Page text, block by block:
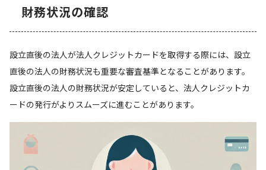
財務状況の確認
設立直後の法人が法人クレジットカードを取得する際には、設立
直後の法人の財務状況も重要な審査基準となることがあります。
設立直後の法人の財務状況が安定していると、法人クレジットカ
ードの発行がよりスムーズに進むことがあります。